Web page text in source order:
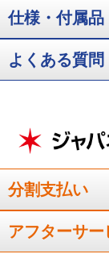
頭の形にすぐ馴
す。寝返りしても
首が包み込まれる
仕様・付属品
よくある質問
分割支払い
アフターサー